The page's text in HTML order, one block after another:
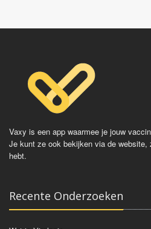
Vaxy is een app waarmee je jouw
Je kunt ze ook bekijken via de
hebt.
Recente Onderzoeken